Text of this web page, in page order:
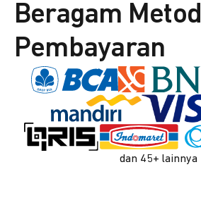
Beragam
Pembayaran
dan 45+ lainnya